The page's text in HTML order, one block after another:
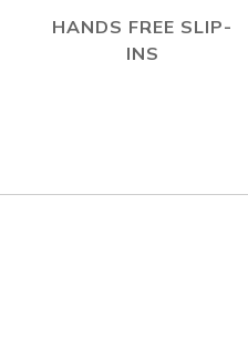
HANDS FREE SLIP-
INS